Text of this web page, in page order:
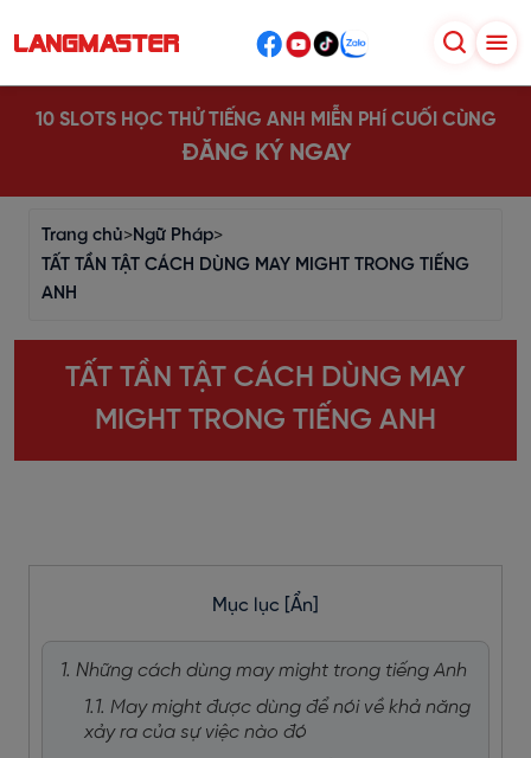
10 SLOTS HỌC THỬ TIẾNG ANH MIỄN PHÍ CUỐI CÙNG
ĐĂNG KÝ NGAY
Trang chủ>Ngữ Pháp>
TẤT TẦN TẬT CÁCH DÙNG MAY MIGHT TRONG TIẾNG
ANH
TẤT TẦN TẬT CÁCH DÙNG MAY
MIGHT TRONG TIẾNG ANH
Mục lục [Ẩn]
1. Những cách dùng may might trong tiếng Anh
1.1. May might được dùng để nói về khả năng
xảy ra của sự việc nào đó